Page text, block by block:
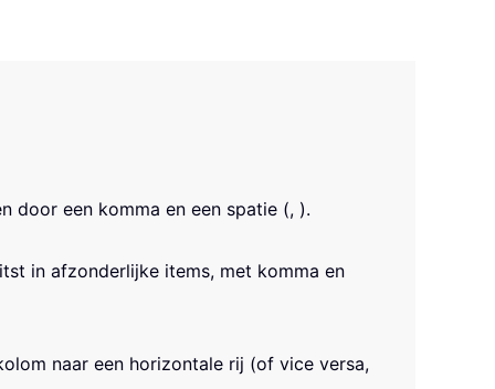
door een komma en een spatie (, ).
in afzonderlijke items, met komma en
naar een horizontale rij (of vice versa,